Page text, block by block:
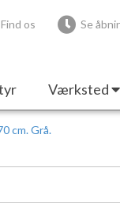
Find os Se
Værksted
cm. Grå.